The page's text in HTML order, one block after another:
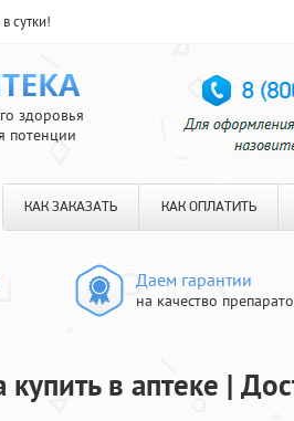
сутки!
здоровья
потенции
КАК ЗАКАЗАТЬ КАК ОПЛАТИТЬ
Даем гарантии
на качество
в аптеке |